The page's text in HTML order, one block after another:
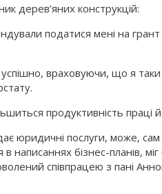
дерев’яних конструкцій:
податися мені на
враховуючи, що я
продуктивність праці й
юридичні послуги, може,
написаннях бізнес-планів,
співпрацею з пані